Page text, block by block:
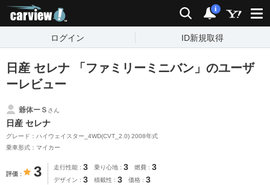
検索 通知
i
ログイン ID新規取得
日産 セレナ 「ファミリーミニバン」のユーザ
ーレビュー
爺体ーＳ さん
日産 セレナ
グレード：ハイウェイスター_4WD(CVT_2.0) 2008年式
乗車形式：マイカー
評価 3 走行性能 3 乗り心地 3 燃費 3
デザイン 3 積載性 3 価格 3